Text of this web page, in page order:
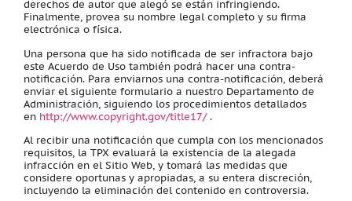
derechos de autor que alegó se están infringiendo.
Finalmente, provea su nombre legal completo y su firma
electrónica o física.
Una persona que ha sido notificada de ser infractora bajo
este Acuerdo de Uso también podrá hacer una contra-
notificación. Para enviarnos una contra-notificación, deberá
enviar el siguiente formulario a nuestro Departamento de
Administración, siguiendo los procedimientos detallados
en http://www.copyright.gov/title17/.
Al recibir una notificación que cumpla con los mencionados
requisitos, la TPX evaluará la existencia de la alegada
infracción en el Sitio Web, y tomará las medidas que
considere oportunas y apropiadas, a su entera discreción,
incluyendo la eliminación del contenido en controversia.